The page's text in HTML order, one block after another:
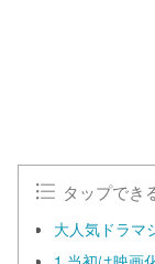
タップでき
大人気ドラマ